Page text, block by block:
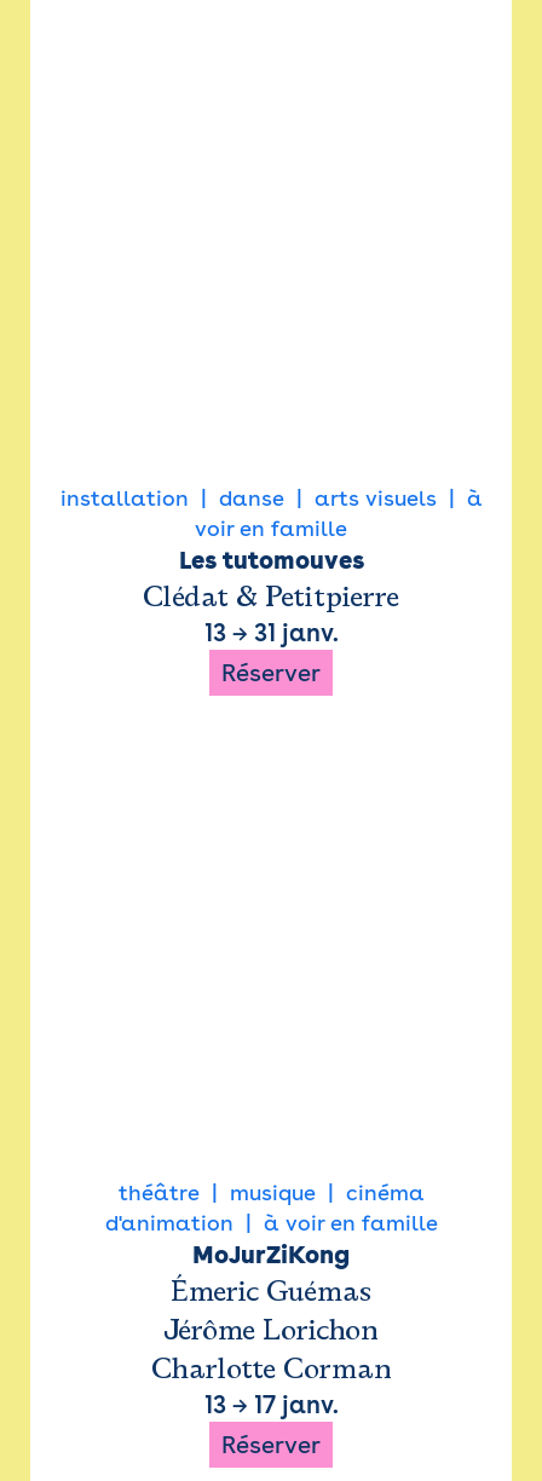
installation danse arts visuels
à
voir en famille
Les tutomouves
Clédat & Petitpierre
13→ 31 janv.
Réserver
théâtre musique
cinéma
d'animation
à voir en famille
MoJurZiKong
Émeric Guémas
Jérôme Lorichon
Charlotte Corman
13→ 17 janv.
Réserver